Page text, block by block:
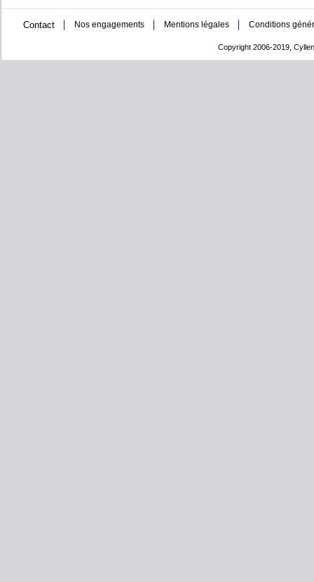
Contact Nos engagements Mentions légales Conditions
Copyright 2006-2019,